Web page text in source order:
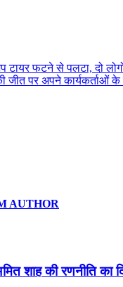
टायर फटने से पलटा, दो
जीत पर अपने कार्यकर्ताओं
AUTHOR
शाह की रणनीति का